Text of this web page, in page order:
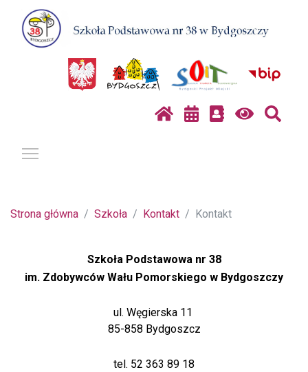
Strona główna Szkoła Kontakt Kontakt
Szkoła Podstawowa nr 38
im. Zdobywców Wału Pomorskiego w Bydgoszczy
ul. Węgierska 11
85-858 Bydgoszcz
tel. 52 363 89 18